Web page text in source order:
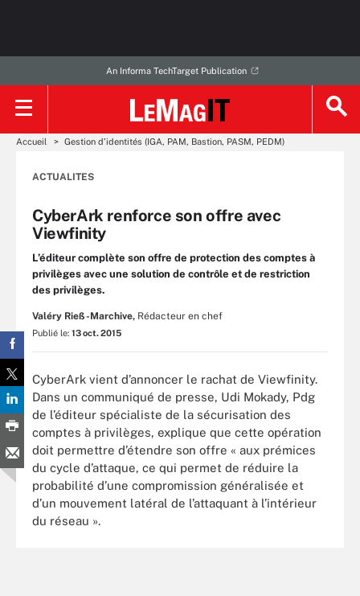
An Informa TechTarget Publication
Accueil Gestion d’identités (IGA, PAM, Bastion, PASM, PEDM)
ACTUALITES
CyberArk renforce son offre avec
Viewfinity
L’éditeur complète son offre de protection des comptes à
privilèges avec une solution de contrôle et de restriction
des privilèges.
Valéry Rieß-Marchive, Rédacteur en chef
Publié le: 13 oct. 2015
CyberArk vient d’annoncer le rachat de Viewfinity.
Dans un communiqué de presse, Udi Mokady, Pdg
de l’éditeur spécialiste de la sécurisation des
comptes à privilèges, explique que cette opération
doit permettre d’étendre son offre « aux prémices
du cycle d’attaque, ce qui permet de réduire la
probabilité d’une compromission généralisée et
d’un mouvement latéral de l’attaquant à l’intérieur
du réseau ».